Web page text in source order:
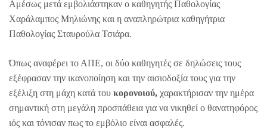
Αμέσως μετά εμβολιάστηκαν ο καθηγητής Παθολογίας
Χαράλαμπος Μηλιώνης και η αναπληρώτρια καθηγήτρια
Παθολογίας Σταυρούλα Τσιάρα.
Όπως αναφέρει το ΑΠΕ, οι δύο καθηγητές σε δηλώσεις τους
εξέφρασαν την ικανοποίηση και την αισιοδοξία τους για την
εξέλιξη στη μάχη κατά του κορoνοιού, χαρακτήρισαν την ημέρα
σημαντική στη μεγάλη προσπάθεια για να νικηθεί ο θανατηφόρος
ιός και τόνισαν πως το εμβόλιο είναι ασφαλές.